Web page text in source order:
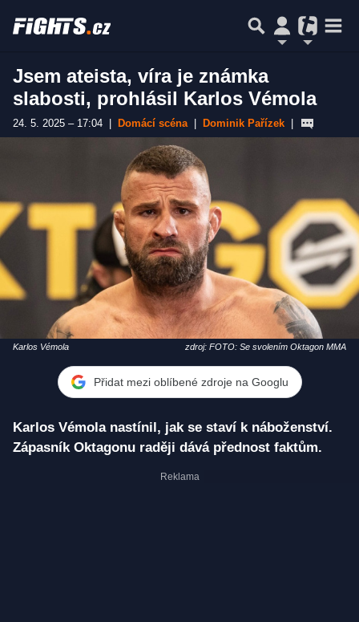
Jsem ateista, víra je známka
slabosti, prohlásil Karlos Vémola
24. 5. 2025 – 17:04 Domácí scéna Dominik Pařízek
Karlos Vémola zdroj: FOTO: Se svolením Oktagon MMA
Přidat mezi oblíbené zdroje na Googlu
Karlos Vémola nastínil, jak se staví k náboženství.
Zápasník Oktagonu raději dává přednost faktům.